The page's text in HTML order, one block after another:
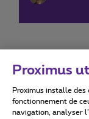
Conditions
Proximus
Proximus installe des
fonctionnement de
navigation, analyser